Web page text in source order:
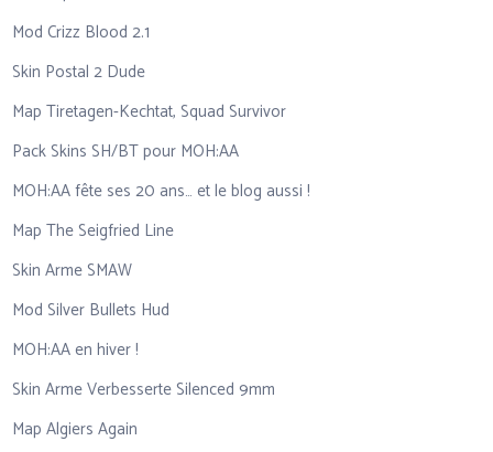
Mod Crizz Blood 2.1
Skin Postal 2 Dude
Map Tiretagen-Kechtat, Squad Survivor
Pack Skins SH/BT pour MOH:AA
MOH:AA fête ses 20 ans… et le blog aussi !
Map The Seigfried Line
Skin Arme SMAW
Mod Silver Bullets Hud
MOH:AA en hiver !
Skin Arme Verbesserte Silenced 9mm
Map Algiers Again